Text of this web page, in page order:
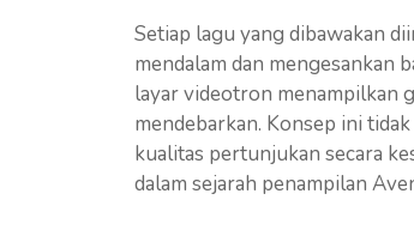
Setiap lagu yang dibawakan
mendalam dan mengesankan
layar videotron menampilkan
mendebarkan. Konsep ini
kualitas pertunjukan secara
dalam sejarah penampilan